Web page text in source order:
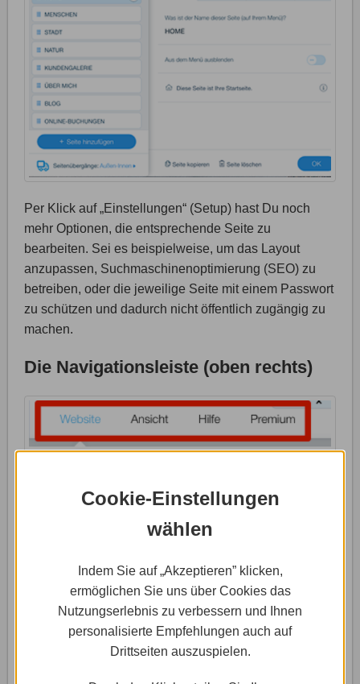
Cookie-Einstellungen
wählen
Indem Sie auf „Akzeptieren” klicken,
ermöglichen Sie uns über Cookies das
Nutzungserlebnis zu verbessern und Ihnen
personalisierte Empfehlungen auch auf
Drittseiten auszuspielen.
Per Klick auf „Einstellungen“ (Setup) hast Du noch
mehr Optionen, die entsprechende Seite zu
bearbeiten. Sei es beispielweise, um das Layout
anzupassen, Suchmaschinenoptimierung (SEO) zu
betreiben, oder die jeweilige Seite mit einem Passwort
zu schützen und dadurch nicht öffentlich zugängig zu
machen.
Die Navigationsleiste (oben rechts)
In der oberen Navigationsleiste findest Du rechts